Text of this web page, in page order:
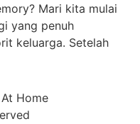
Mari kita mulai
yang penuh
keluarga. Setelah
Home